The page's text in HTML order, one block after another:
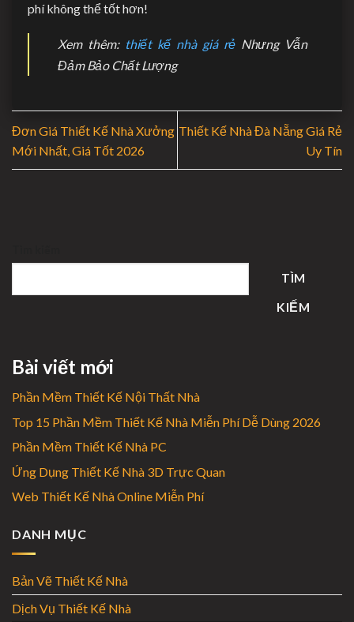
phí không thể tốt hơn!
Xem thêm: thiết kế nhà giá rẻ Nhưng Vẫn
Đảm Bảo Chất Lượng
Đơn Giá Thiết Kế Nhà Xưởng
Mới Nhất, Giá Tốt 2026
Thiết Kế Nhà Đà Nẵng Giá Rẻ
Uy Tín
TÌM
KIẾM
Bài viết mới
Phần Mềm Thiết Kế Nội Thất Nhà
Top 15 Phần Mềm Thiết Kế Nhà Miễn Phí Dễ Dùng 2026
Phần Mềm Thiết Kế Nhà PC
Ứng Dụng Thiết Kế Nhà 3D Trực Quan
Web Thiết Kế Nhà Online Miễn Phí
DANH MỤC
Bản Vẽ Thiết Kế Nhà
Dịch Vụ Thiết Kế Nhà